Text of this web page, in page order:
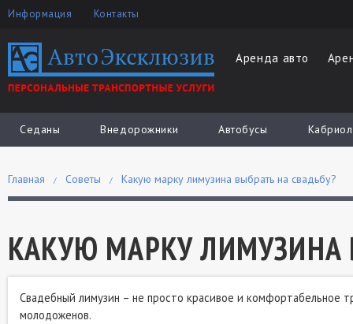
Информация Контакты
Аренда авто
Седаны Внедорожники Автобусы
Главная Советы Какую марку лимузина выбрать на свадьбу?
КАКУЮ МАРКУ ЛИМУЗИНА
Свадебный лимузин – не просто красивое и комфортабельное
молодоженов.